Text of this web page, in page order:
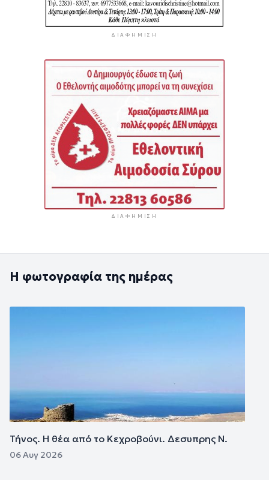
ΔΙΑΦΉΜΙΣΗ
ΔΙΑΦΉΜΙΣΗ
Η φωτογραφία της ημέρας
Τήνος. Η θέα από το Κεχροβούνι. Δεσυπρης Ν.
06 Αυγ 2026